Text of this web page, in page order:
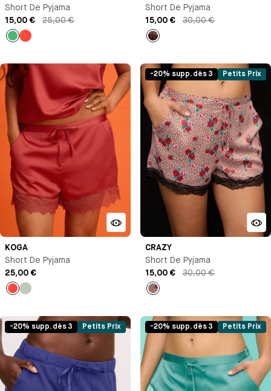
Short De Pyjama
15,00 €
25,00 €
Vert
Short De Pyjama
15,00 €
30,00 €
Imprimé
KOGA
Short De Pyjama
25,00 €
Orange
-20% supp. dès 3 Petits Prix
CRAZY
Short De Pyjama
15,00 €
30,00 €
Imprimé
-20% supp. dès 3 Petits Prix -20% supp. dès 3 Petits Prix